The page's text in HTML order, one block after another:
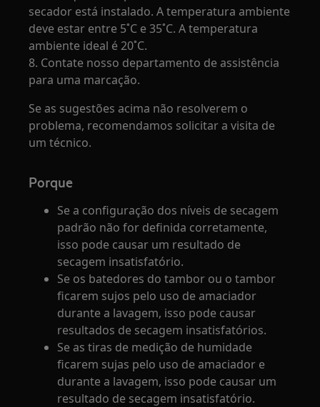
secador está instalado. A temperatura ambiente
deve estar entre 5˚C e 35˚C. A temperatura
ambiente ideal é 20˚C.
8. Contate nosso departamento de assistência
para uma marcação.
Se as sugestões acima não resolverem o
problema, recomendamos solicitar a visita de
um técnico.
Porque
Se a configuração dos níveis de secagem
padrão não for definida corretamente,
isso pode causar um resultado de
secagem insatisfatório.
Se os batedores do tambor ou o tambor
ficarem sujos pelo uso de amaciador
durante a lavagem, isso pode causar
resultados de secagem insatisfatórios.
Se as tiras de medição de humidade
ficarem sujas pelo uso de amaciador e
durante a lavagem, isso pode causar um
resultado de secagem insatisfatório.